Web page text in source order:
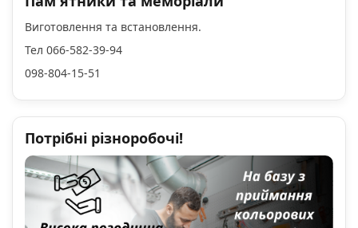
Виготовлення та встановлення.
Тел 066-582-39-94
098-804-15-51
Потрібні різноробочі!